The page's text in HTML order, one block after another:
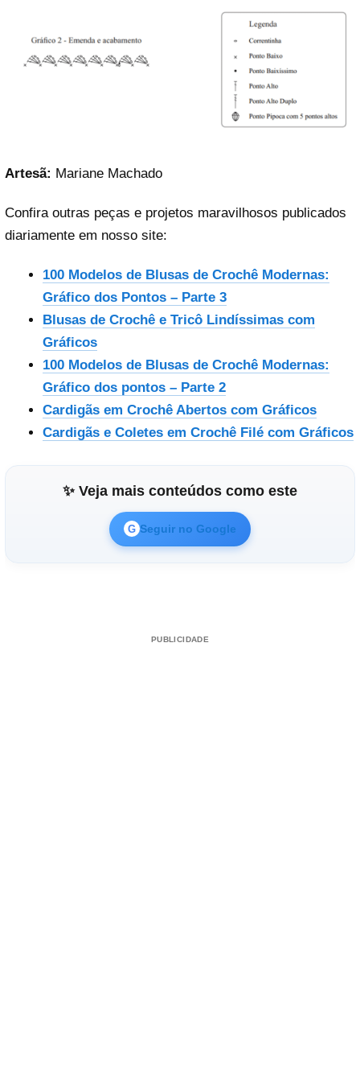
Artesã: Mariane Machado
Confira outras peças e projetos maravilhosos publicados
diariamente em nosso site:
100 Modelos de Blusas de Crochê Modernas:
Gráfico dos Pontos – Parte 3
Blusas de Crochê e Tricô Lindíssimas com
Gráficos
100 Modelos de Blusas de Crochê Modernas:
Gráfico dos pontos – Parte 2
Cardigãs em Crochê Abertos com Gráficos
Cardigãs e Coletes em Crochê Filé com Gráficos
✨ Veja mais conteúdos como este
G Seguir no Google
PUBLICIDADE